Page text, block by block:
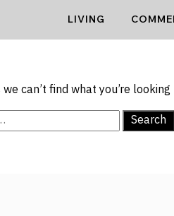
LIVING
can’t find what you’re